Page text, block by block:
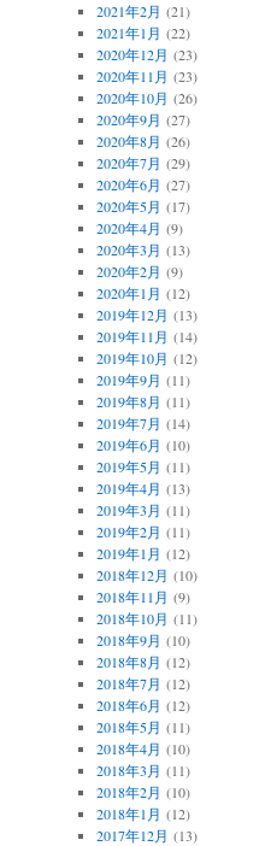
2021年2月 (21)
2021年1月 (22)
2020年12月 (23)
2020年11月 (23)
2020年10月 (26)
2020年9月 (27)
2020年8月 (26)
2020年7月 (29)
2020年6月 (27)
2020年5月 (17)
2020年4月 (9)
2020年3月 (13)
2020年2月 (9)
2020年1月 (12)
2019年12月 (13)
2019年11月 (14)
2019年10月 (12)
2019年9月 (11)
2019年8月 (11)
2019年7月 (14)
2019年6月 (10)
2019年5月 (11)
2019年4月 (13)
2019年3月 (11)
2019年2月 (11)
2019年1月 (12)
2018年12月 (10)
2018年11月 (9)
2018年10月 (11)
2018年9月 (10)
2018年8月 (12)
2018年7月 (12)
2018年6月 (12)
2018年5月 (11)
2018年4月 (10)
2018年3月 (11)
2018年2月 (10)
2018年1月 (12)
2017年12月 (13)